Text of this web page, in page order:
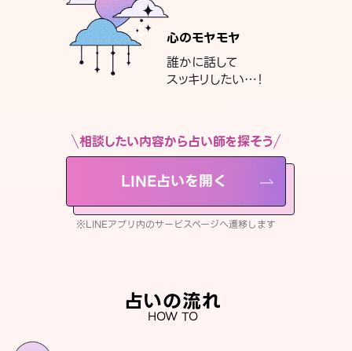
心のモヤモヤ
誰かに話して
スッキリしたい…！
相談したい内容から占い師を探そう
LINE占いを開く
※LINEアプリ内のサービスページへ遷移します
占いの流れ
HOW TO